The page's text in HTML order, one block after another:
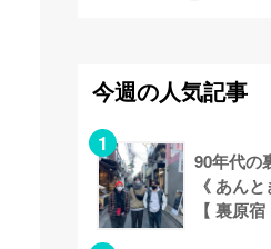
今週の人気記事
90年代の
《 あん
【 裏原